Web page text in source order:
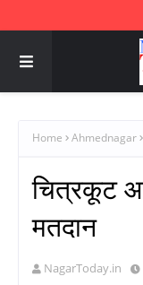
Home Ahmednagar
चित्रकूट
मतदान
NagarToday.in